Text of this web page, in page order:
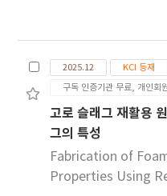
먹이 자원 변화를 파
식물플랑크톤 비율이
낮은 미소식물플랑
가하는 경향을 보였
활동과 수온 상승의
POC/Chl.a ratio가
크톤 외 유기물 기여
광량과 수 온이 높은
2025.12 KCI 등재
구독 인증기관 무료, 개인회
고로 슬래그 재활용
그의 특성
Fabrication of
Properties Using